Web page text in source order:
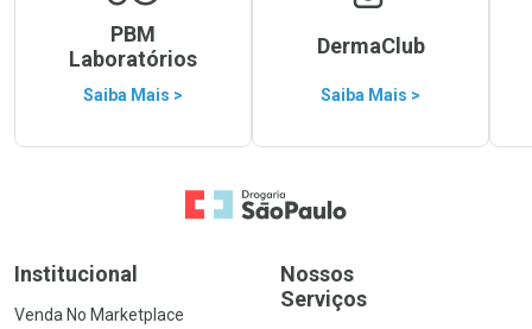
PBM
Laboratórios
Saiba Mais >
DermaClub
Saiba Mais >
Ir para a Home
Institucional
Venda No Marketplace
Nossos
Serviços